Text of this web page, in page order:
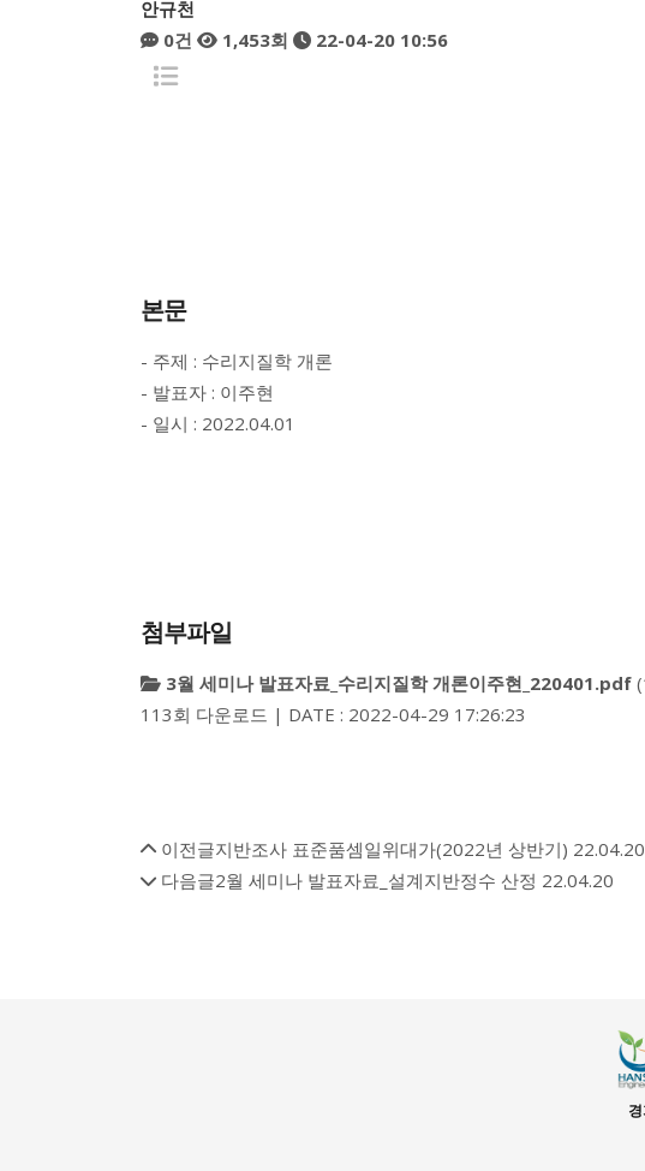
안규천
0건
1,453회 22-04-20 10:56
본문
- 주제 : 수리지질학 개론
- 발표자 : 이주현
- 일시 : 2022.04.01
첨부파일
3월 세미나 발표자료_수리지질학 개론이주현_220401.pdf
113회 다운로드 | DATE : 2022-04-29 17:26:23
이전글지반조사 표준품셈일위대가(2022년 상반기) 22.04.20
다음글2월 세미나 발표자료_설계지반정수 산정 22.04.20